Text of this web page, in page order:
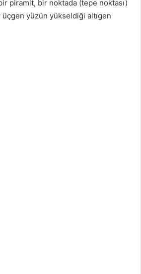
piramit, bir noktada (tepe noktası)
üçgen yüzün yükseldiği altıgen